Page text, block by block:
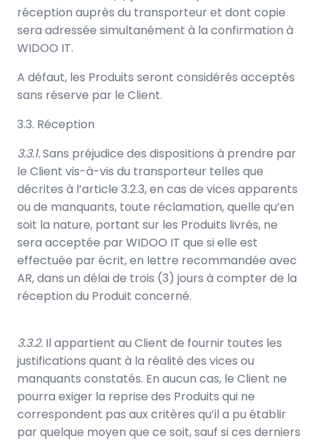
réception auprès du transporteur et dont copie
sera adressée simultanément à la confirmation à
WIDOO IT.
A défaut, les Produits seront considérés acceptés
sans réserve par le Client.
3.3. Réception
3.3.1.Sans préjudice des dispositions à prendre par
le Client vis-à-vis du transporteur telles que
décrites à l’article 3.2.3, en cas de vices apparents
ou de manquants, toute réclamation, quelle qu’en
soit la nature, portant sur les Produits livrés, ne
sera acceptée par WIDOO IT que si elle est
effectuée par écrit, en lettre recommandée avec
AR, dans un délai de trois (3) jours à compter de la
réception du Produit concerné.
3.3.2. Il appartient au Client de fournir toutes les
justifications quant à la réalité des vices ou
manquants constatés. En aucun cas, le Client ne
pourra exiger la reprise des Produits qui ne
correspondent pas aux critères qu’il a pu établir
par quelque moyen que ce soit, sauf si ces derniers